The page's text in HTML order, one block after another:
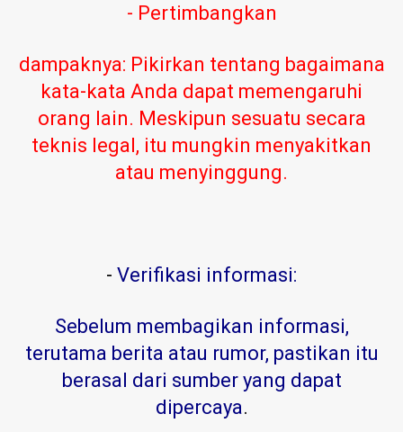
- Pertimbangkan
dampaknya: Pikirkan tentang bagaimana
kata-kata Anda dapat memengaruhi
orang lain. Meskipun sesuatu secara
teknis legal, itu mungkin menyakitkan
atau menyinggung.
- Verifikasi informasi:
Sebelum membagikan informasi,
terutama berita atau rumor, pastikan itu
berasal dari sumber yang dapat
dipercaya.